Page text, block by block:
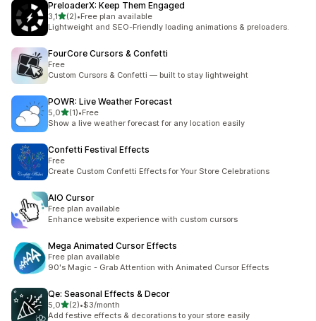
PreloaderX: Keep Them Engaged
3,15 yıldız üzerinden
(2)
toplam 2 değerlendirme
•Free plan available
Lightweight and SEO-Friendly loading animations & preloaders.
FourCore Cursors & Confetti
Free
Custom Cursors & Confetti — built to stay lightweight
POWR: Live Weather Forecast
5,05 yıldız üzerinden
(1)
toplam 1 değerlendirme
•Free
Show a live weather forecast for any location easily
Confetti Festival Effects
Free
Create Custom Confetti Effects for Your Store Celebrations
AIO Cursor
Free plan available
Enhance website experience with custom cursors
Mega Animated Cursor Effects
Free plan available
90's Magic - Grab Attention with Animated Cursor Effects
Qe: Seasonal Effects & Decor
5,05 yıldız üzerinden
(2)
toplam 2 değerlendirme
•$3/month
Add festive effects & decorations to your store easily